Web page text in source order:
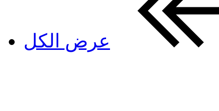
عرض الكل